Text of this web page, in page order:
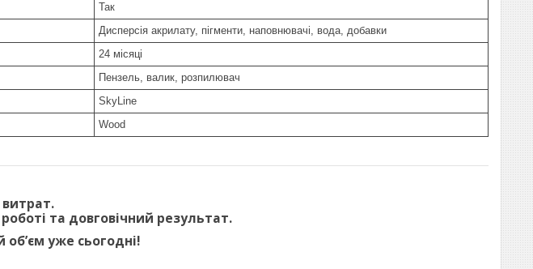
Так
Дисперсія акрилату, пігменти, наповнювачі, вода, добавки
24 місяці
Пензель, валик, розпилювач
SkyLine
Wood
.
та довговічний результат.
обʼєм уже сьогодні!